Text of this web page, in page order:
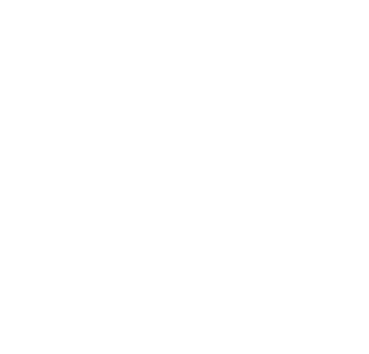
Leiterin der BMW Welt.
hochkarätigen Mitgliedern:
Kaufmann (Art Director &
der 3er